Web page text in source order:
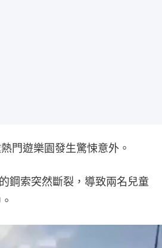
門遊樂園發生驚悚意外。
鋼索突然斷裂，導致兩名兒童